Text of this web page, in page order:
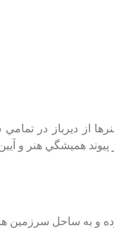
از ديرباز در
هميشگي‌ هنر و
و به‌ ساحل‌ سرزمين